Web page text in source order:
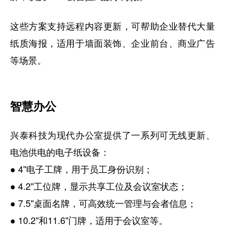
这些方案支持远程内容更新，可帮助企业替代大量
纸质海报，适用于墙面装饰、企业前台、商业广告
等场景。
智慧办公
兴泰科技为现代办公室提供了一系列可无线更新、
电池供电的电子纸设备：
● 4''电子工牌，用于员工身份识别；
● 4.2''工位牌，显示共享工位及会议室状态；
● 7.5''桌面名牌，可高效统一管理与会者信息；
● 10.2''和11.6''门牌，适用于会议室等。